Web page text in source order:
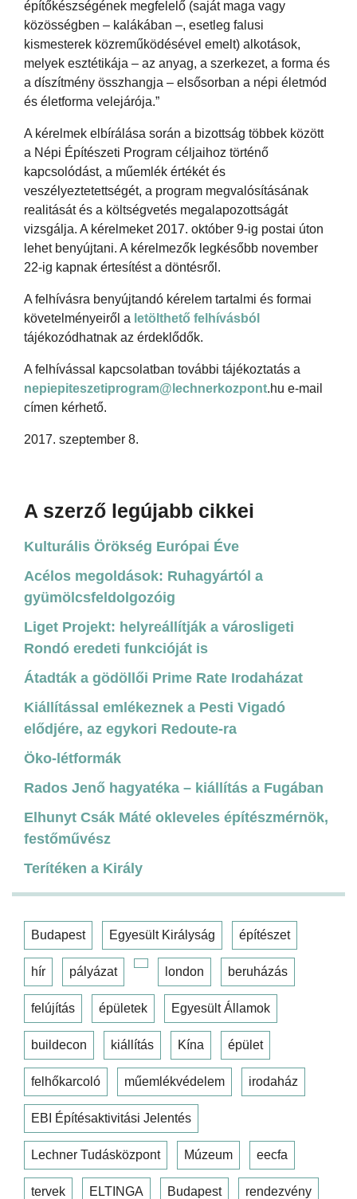
építőkészségének megfelelő (saját maga vagy
közösségben – kalákában –, esetleg falusi
kismesterek közreműködésével emelt) alkotások,
melyek esztétikája – az anyag, a szerkezet, a forma és
a díszítmény összhangja – elsősorban a népi életmód
és életforma velejárója.”
A kérelmek elbírálása során a bizottság többek között
a Népi Építészeti Program céljaihoz történő
kapcsolódást, a műemlék értékét és
veszélyeztetettségét, a program megvalósításának
realitását és a költségvetés megalapozottságát
vizsgálja. A kérelmeket 2017. október 9-ig postai úton
lehet benyújtani. A kérelmezők legkésőbb november
22-ig kapnak értesítést a döntésről.
A felhívásra benyújtandó kérelem tartalmi és formai
követelményeiről a letölthető felhívásból
tájékozódhatnak az érdeklődők.
A felhívással kapcsolatban további tájékoztatás a
nepiepiteszetiprogram@lechnerkozpont.hu e-mail
címen kérhető.
2017. szeptember 8.
A szerző legújabb cikkei
Kulturális Örökség Európai Éve
Acélos megoldások: Ruhagyártól a
gyümölcsfeldolgozóig
Liget Projekt: helyreállítják a városligeti
Rondó eredeti funkcióját is
Átadták a gödöllői Prime Rate Irodaházat
Kiállítással emlékeznek a Pesti Vigadó
elődjére, az egykori Redoute-ra
Öko-létformák
Rados Jenő hagyatéka – kiállítás a Fugában
Elhunyt Csák Máté okleveles építészmérnök,
festőművész
Terítéken a Király
Budapest Egyesült Királyság építészet
hír pályázat london beruházás
felújítás épületek Egyesült Államok
buildecon kiállítás Kína épület
felhőkarcoló műemlékvédelem irodaház
EBI Építésaktivitási Jelentés
Lechner Tudásközpont Múzeum eecfa
tervek ELTINGA Budapest rendezvény